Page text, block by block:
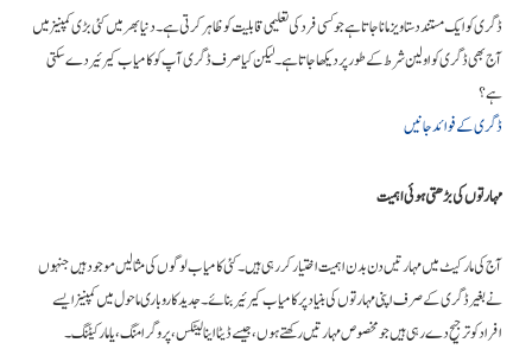
ڈگری کو ایک مستند دستاویز مانا جاتا ہے جو کسی فرد کی تعلیمی قابلیت کو ظاہر کرتی ہے۔ دنیا بھر میں کئی بڑی کمپنیز میں
آج بھی ڈگری کو اولین شرط کے طور پر دیکھا جاتا ہے۔ لیکن کیا صرف ڈگری آپ کو کامیاب کیرئیر دے سکتی
ہے؟
ڈگری کے فوائد جانیں
مہارتوں کی بڑھتی ہوئی اہمیت
آج کی مارکیٹ میں مہارتیں دن بدن اہمیت اختیار کر رہی ہیں۔ کئی کامیاب لوگوں کی مثالیں موجود ہیں جنہوں
نے بغیر ڈگری کے صرف اپنی مہارتوں کی بنیاد پر کامیاب کیرئیر بنائے۔ جدید کاروباری ماحول میں کمپنیز ایسے
افراد کو ترجیح دے رہی ہیں جو مخصوص مہارتیں رکھتے ہوں، جیسے ڈیٹا اینالیٹکس، پروگرامنگ، یا مارکیٹنگ۔